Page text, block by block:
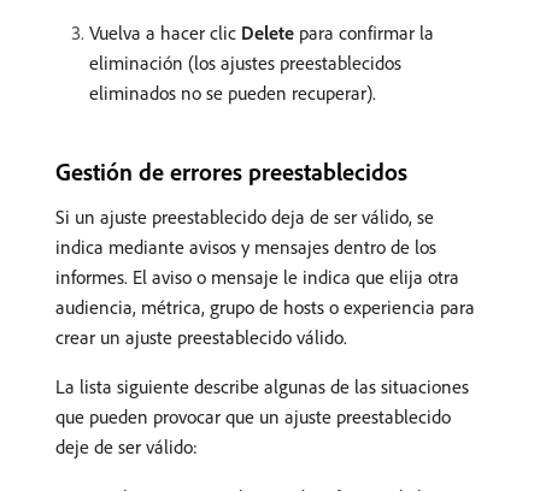
Vuelva a hacer clic Delete para confirmar la
eliminación (los ajustes preestablecidos
eliminados no se pueden recuperar).
Gestión de errores preestablecidos
Si un ajuste preestablecido deja de ser válido, se
indica mediante avisos y mensajes dentro de los
informes. El aviso o mensaje le indica que elija otra
audiencia, métrica, grupo de hosts o experiencia para
crear un ajuste preestablecido válido.
La lista siguiente describe algunas de las situaciones
que pueden provocar que un ajuste preestablecido
deje de ser válido: